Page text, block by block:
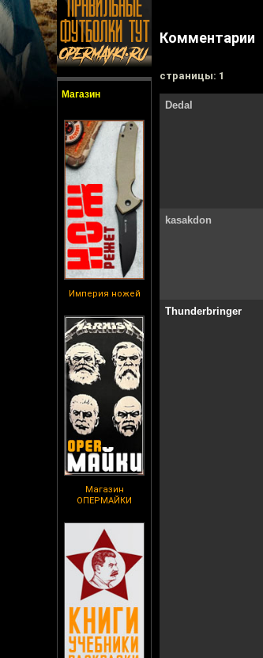
Магазин
Империя ножей
Магазин
ОПЕРМАЙКИ
Комментарии
cтраницы: 1
Dedal
kasakdon
Thunderbringer